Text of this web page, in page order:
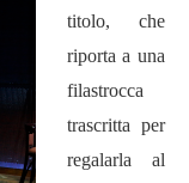
titolo, che
riporta a una
filastrocca
trascritta per
regalarla al